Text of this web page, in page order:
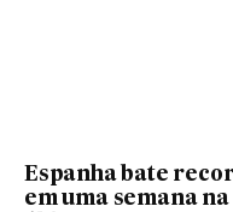
Espanha bate
em uma semana